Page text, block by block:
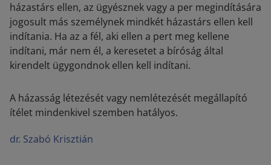
házastárs ellen, az ügyésznek vagy a per megindítására
jogosult más személynek mindkét házastárs ellen kell
indítania. Ha az a fél, aki ellen a pert meg kellene
indítani, már nem él, a keresetet a bíróság által
kirendelt ügygondnok ellen kell indítani.
A házasság létezését vagy nemlétezését megállapító
ítélet mindenkivel szemben hatályos.
dr. Szabó Krisztián